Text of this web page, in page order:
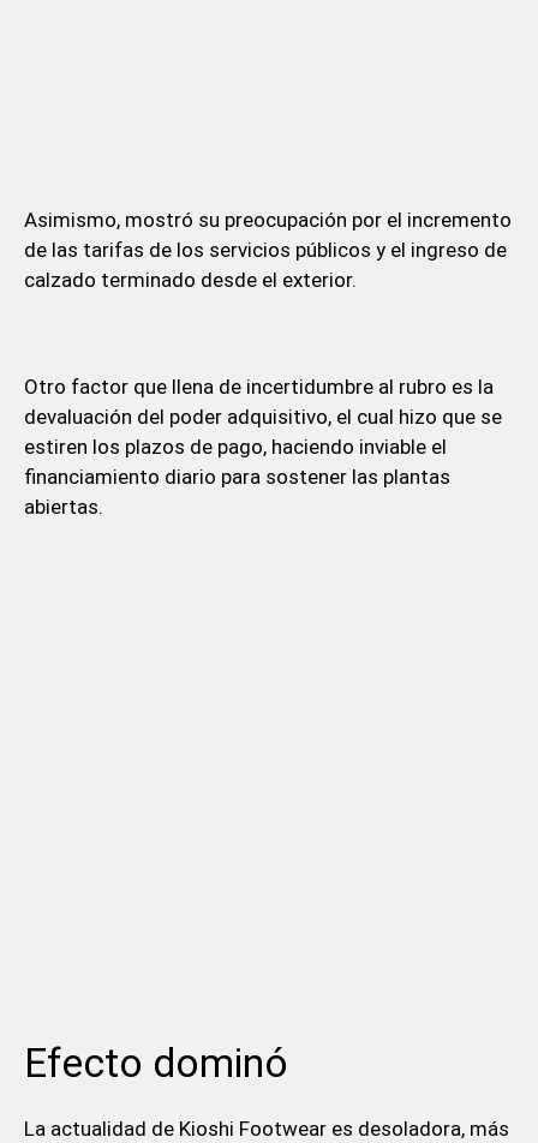
Asimismo, mostró su preocupación por el incremento
de las tarifas de los servicios públicos y el ingreso de
calzado terminado desde el exterior.
Otro factor que llena de incertidumbre al rubro es la
devaluación del poder adquisitivo, el cual hizo que se
estiren los plazos de pago, haciendo inviable el
financiamiento diario para sostener las plantas
abiertas.
Efecto dominó
La actualidad de Kioshi Footwear es desoladora, más